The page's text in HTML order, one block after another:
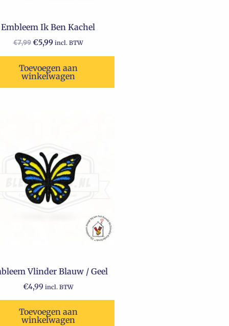
Embleem Ik Ben Kachel
€7,99 €5,99 incl. BTW
Toevoegen aan
winkelwagen
Vlinder Blauw / Geel
€4,99 incl. BTW
Toevoegen aan
winkelwagen